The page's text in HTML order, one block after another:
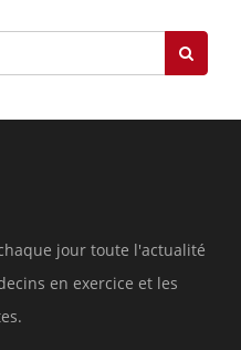
jour toute l'actualité
en exercice et les